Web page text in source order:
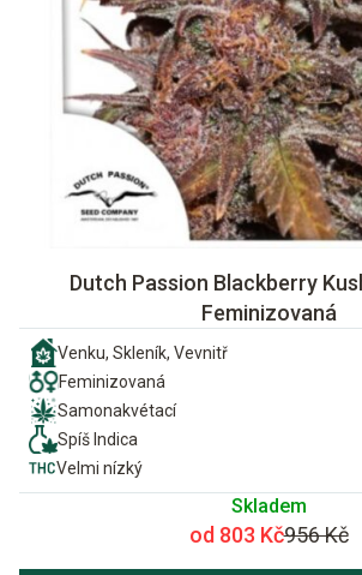
Dutch Passion Blackberry
Feminizovaná
Venku, Skleník, Vevnitř
Feminizovaná
Samonakvétací
Spíš Indica
Velmi nízký
Skladem
od 803 Kč956 Kč